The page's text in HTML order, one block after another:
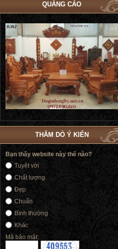
Bộ Giường Ngủ Tủ Áo Phòng Cưới Đẹp
| Đồ Gỗ Phú Hải GN183
QUẢNG CÁO
THĂM DÒ Ý KIẾN
Bạn thấy website này thế nào?
Tuyệt vời
Chất lượng
Đẹp
Chuẩn
Bình thường
Khác
Mã bảo mật: